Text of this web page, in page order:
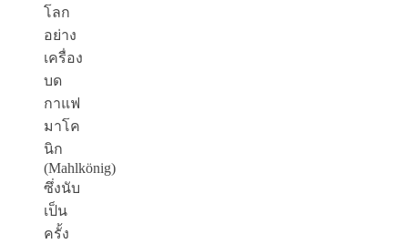
โลก
อย่าง
เครื่อง
บด
กาแฟ
มาโค
นิก
(Mahlkönig)
ซึ่งนับ
เป็น
ครั้ง